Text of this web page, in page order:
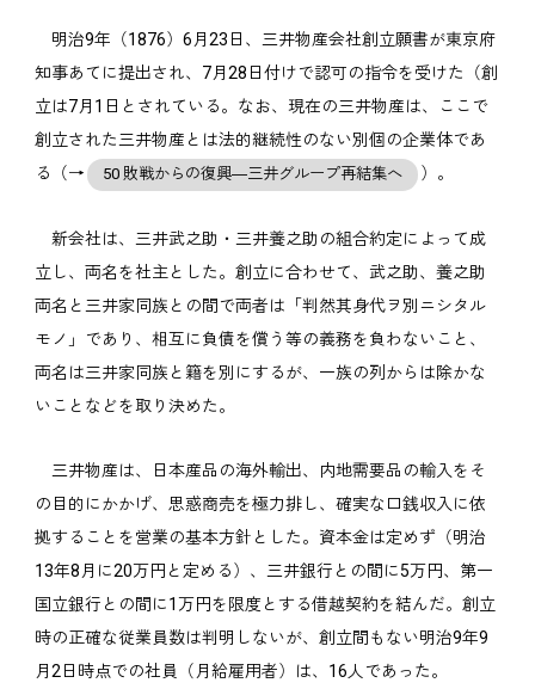
明治9年（1876）6月23日、三井物産会社創立願書が東京府
知事あてに提出され、7月28日付けで認可の指令を受けた（創
立は7月1日とされている。なお、現在の三井物産は、ここで
創立された三井物産とは法的継続性のない別個の企業体であ
る（→
50 敗戦からの復興―三井グループ再結集へ ）。
新会社は、三井武之助・三井養之助の組合約定によって成
立し、両名を社主とした。創立に合わせて、武之助、養之助
両名と三井家同族との間で両者は「判然其身代ヲ別ニシタル
モノ」であり、相互に負債を償う等の義務を負わないこと、
両名は三井家同族と籍を別にするが、一族の列からは除かな
いことなどを取り決めた。
三井物産は、日本産品の海外輸出、内地需要品の輸入をそ
の目的にかかげ、思惑商売を極力排し、確実な口銭収入に依
拠することを営業の基本方針とした。資本金は定めず（明治
13年8月に20万円と定める）、三井銀行との間に5万円、第一
国立銀行との間に1万円を限度とする借越契約を結んだ。創立
時の正確な従業員数は判明しないが、創立間もない明治9年9
月2日時点での社員（月給雇用者）は、16人であった。